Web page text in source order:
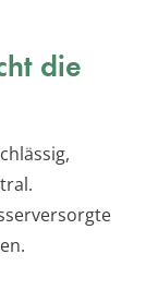
die